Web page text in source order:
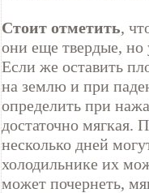
Стоит отметить,
они еще твердые, но
Если же оставить
на землю и при
определить при
достаточно мягкая.
несколько дней
холодильнике их
может почернеть,